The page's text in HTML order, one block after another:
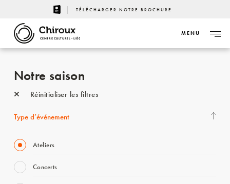
TÉLÉCHARGER NOTRE BROCHURE
CENTRE CULTUREL - LIÈGE
MENU
Notre saison
Réinitialiser les filtres
Type d’événement
Ateliers
Concerts